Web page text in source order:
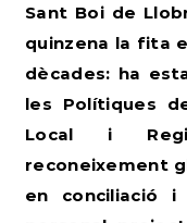
Sant Boi de
quinzena la fita
dècades: ha
les Polítiques
Local i
reconeixement
en conciliació